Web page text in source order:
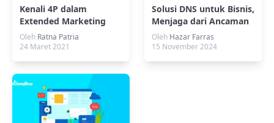
Kenali 4P dalam
Extended Marketing
Mix
Oleh Ratna Patria
24 Maret 2021
Solusi DNS untuk Bisnis,
Menjaga dari Ancaman
Cyber
Oleh Hazar Farras
15 November 2024